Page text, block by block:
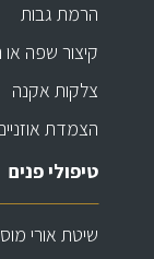
הרמת גבות
קיצור שפה
צלקות אקנה
הצמדת
טיפולי פנים
שיטת אורי מוסקונה – 7 האלמנטים